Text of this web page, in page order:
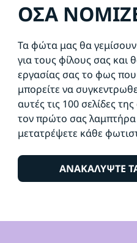
ΟΣΑ
Τα φώτα μας θα
για τους φίλους σας
εργασίας σας το φως που
μπορείτε να
αυτές τις 100 σελίδες
τον πρώτο σας λαμπτήρα
μετατρέψετε κάθε
ΑΝΑΚΑΛΥΨΤΕ